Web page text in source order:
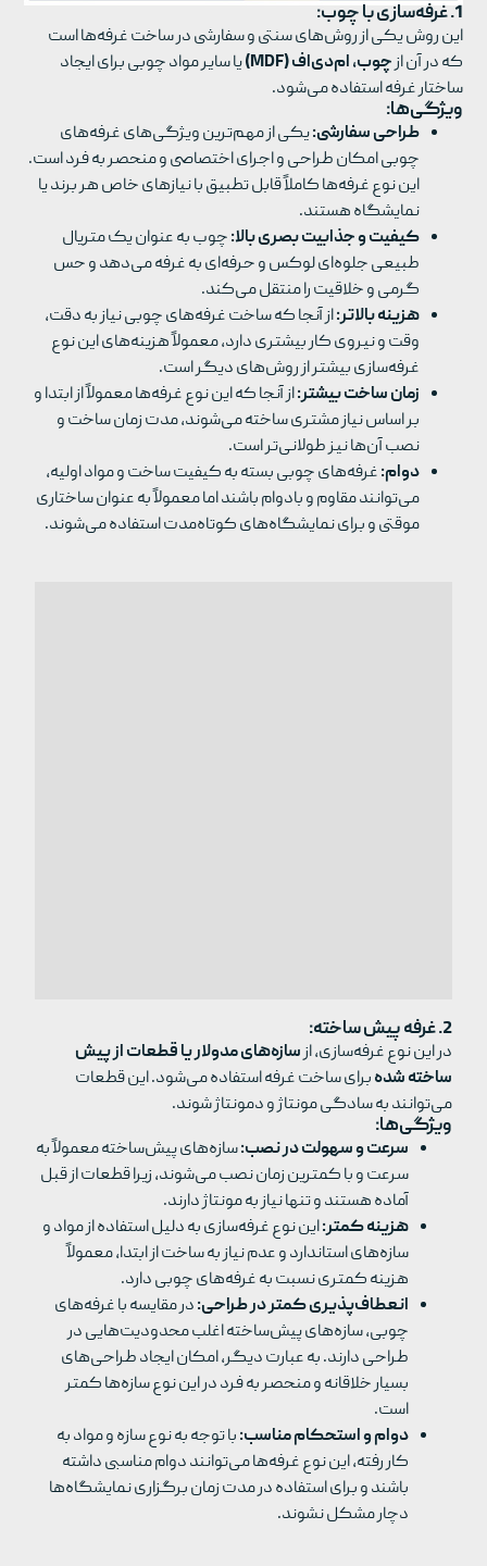
1. غرفه‌سازی با چوب:
این روش یکی از روش‌های سنتی و سفارشی در ساخت غرفه‌ها است
که در آن ازچوب، ام‌دی‌اف (MDF)
یا سایر مواد چوبی برای ایجاد
ساختار غرفه استفاده می‌شود.
ویژگی‌ها:
طراحی سفارشی:یکی از مهم‌ترین ویژگی‌های غرفه‌های
چوبی امکان طراحی و اجرای اختصاصی و منحصر به فرد است.
این نوع غرفه‌ها کاملاً قابل تطبیق با نیازهای خاص هر برند یا
نمایشگاه هستند.
کیفیت و جذابیت بصری بالا:چوب به عنوان یک متریال
طبیعی جلوه‌ای لوکس و حرفه‌ای به غرفه می‌دهد و حس
گرمی و خلاقیت را منتقل می‌کند.
هزینه بالاتر:از آنجا که ساخت غرفه‌های چوبی نیاز به دقت،
وقت و نیروی کار بیشتری دارد، معمولاً هزینه‌های این نوع
غرفه‌سازی بیشتر از روش‌های دیگر است.
زمان ساخت بیشتر:از آنجا که این نوع غرفه‌ها معمولاً از ابتدا و
بر اساس نیاز مشتری ساخته می‌شوند، مدت زمان ساخت و
نصب آن‌ها نیز طولانی‌تر است.
دوام:غرفه‌های چوبی بسته به کیفیت ساخت و مواد اولیه،
می‌توانند مقاوم و بادوام باشند اما معمولاً به عنوان ساختاری
موقتی و برای نمایشگاه‌های کوتاه‌مدت استفاده می‌شوند.
2. غرفه‌ پیش ساخته:
در این نوع غرفه‌سازی، ازسازه‌های مدولار یا قطعات از پیش
ساخته شدهبرای ساخت غرفه استفاده می‌شود. این قطعات
می‌توانند به سادگی مونتاژ و دمونتاژ شوند.
ویژگی‌ها:
سرعت و سهولت در نصب:سازه‌های پیش‌ساخته معمولاً به
سرعت و با کمترین زمان نصب می‌شوند، زیرا قطعات از قبل
آماده هستند و تنها نیاز به مونتاژ دارند.
هزینه کمتر:این نوع غرفه‌سازی به دلیل استفاده از مواد و
سازه‌های استاندارد و عدم نیاز به ساخت از ابتدا، معمولاً
هزینه کمتری نسبت به غرفه‌های چوبی دارد.
انعطاف‌پذیری کمتر در طراحی:در مقایسه با غرفه‌های
چوبی، سازه‌های پیش‌ساخته اغلب محدودیت‌هایی در
طراحی دارند. به عبارت دیگر، امکان ایجاد طراحی‌های
بسیار خلاقانه و منحصر به فرد در این نوع سازه‌ها کمتر
است.
دوام و استحکام مناسب:با توجه به نوع سازه و مواد به
کار رفته، این نوع غرفه‌ها می‌توانند دوام مناسبی داشته
باشند و برای استفاده در مدت زمان برگزاری نمایشگاه‌ها
دچار مشکل نشوند.